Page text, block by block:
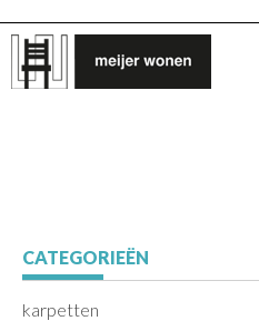
CATEGORIEËN
karpetten